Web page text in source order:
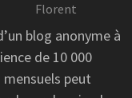
Florent
blog anonyme à
de 10 000
peut